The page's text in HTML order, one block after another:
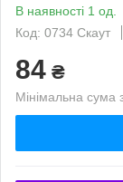
В наявності 1 од.
Код: 0734 Скаут
84 ₴
Мінімальна сума